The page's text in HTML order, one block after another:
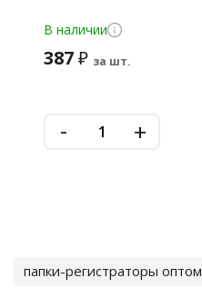
В наличии
387₽ за шт.
- +
папки-регистраторы оптом